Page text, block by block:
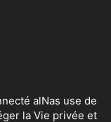
alNas use de
la Vie privée et